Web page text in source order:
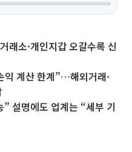
래소·개인지갑 오갈수록 신
익 계산 한계”…해외거래·
설명에도 업계는 “세부 기